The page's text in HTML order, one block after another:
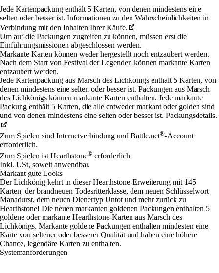
Available actions
Jede Kartenpackung enthält 5 Karten, von denen mindestens eine
selten oder besser ist. Informationen zu den Wahrscheinlichkeiten in
Verbindung mit den Inhalten Ihrer Käufe.
Um auf die Packungen zugreifen zu können, müssen erst die
Einführungsmissionen abgeschlossen werden.
Markante Karten können weder hergestellt noch entzaubert werden.
Nach dem Start von Festival der Legenden können markante Karten
entzaubert werden.
Jede Kartenpackung aus Marsch des Lichkönigs enthält 5 Karten, von
denen mindestens eine selten oder besser ist. Packungen aus Marsch
des Lichkönigs können markante Karten enthalten. Jede markante
Packung enthält 5 Karten, die alle entweder markant oder golden sind
und von denen mindestens eine selten oder besser ist. Packungsdetails.
Zum Spielen sind Internetverbindung und Battle.net®-Account
erforderlich.
Zum Spielen ist Hearthstone® erforderlich.
Inkl. USt, soweit anwendbar.
Markant gute Looks
Der Lichkönig kehrt in dieser Hearthstone-Erweiterung mit 145
Karten, der brandneuen Todesritterklasse, dem neuen Schlüsselwort
Manadurst, dem neuen Dienertyp Untot und mehr zurück zu
Hearthstone! Die neuen markanten goldenen Packungen enthalten 5
goldene oder markante Hearthstone-Karten aus Marsch des
Lichkönigs. Markante goldene Packungen enthalten mindesten eine
Karte von seltener oder besserer Qualität und haben eine höhere
Chance, legendäre Karten zu enthalten.
Systemanforderungen